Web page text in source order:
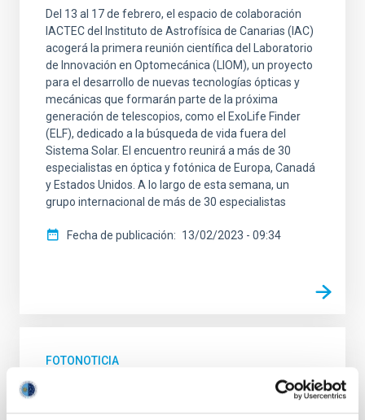
Del 13 al 17 de febrero, el espacio de colaboración
IACTEC del Instituto de Astrofísica de Canarias (IAC)
acogerá la primera reunión científica del Laboratorio
de Innovación en Optomecánica (LIOM), un proyecto
para el desarrollo de nuevas tecnologías ópticas y
mecánicas que formarán parte de la próxima
generación de telescopios, como el ExoLife Finder
(ELF), dedicado a la búsqueda de vida fuera del
Sistema Solar. El encuentro reunirá a más de 30
especialistas en óptica y fotónica de Europa, Canadá
y Estados Unidos. A lo largo de esta semana, un
grupo internacional de más de 30 especialistas
Fecha de publicación 13/02/2023 - 09:34
FOTONOTICIA
El espectrógrafo WEAVE del Telescopio
William Herschel captura su primera luz en